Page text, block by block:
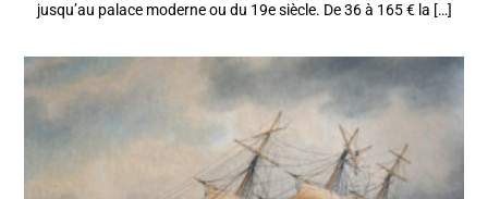
jusqu’au palace moderne ou du 19e siècle. De 36 à 165 € la […]